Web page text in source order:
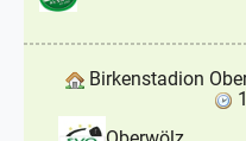
Birkenstadion